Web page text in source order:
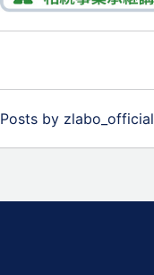
Posts by zlabo_official